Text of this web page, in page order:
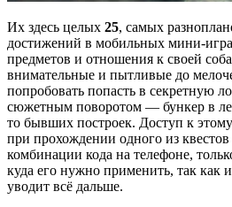
Их здесь целых 25, самых
достижений в мобильных мини-
предметов и отношения к своей
внимательные и пытливые до
попробовать попасть в секретную
сюжетным поворотом — бункер в
то бывших построек. Доступ к
при прохождении одного из
комбинации кода на телефоне,
куда его нужно применить, так как
уводит всё дальше.